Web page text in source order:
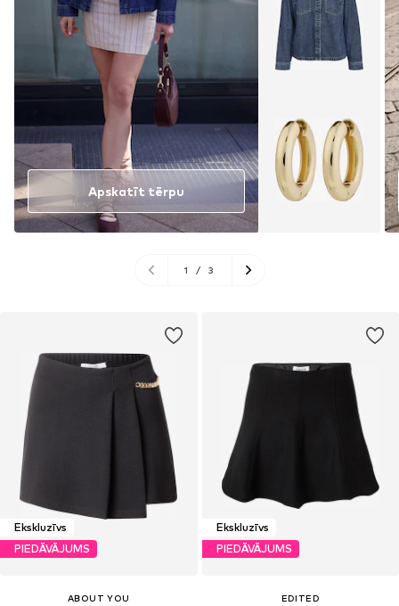
Ekskluzīvs
PIEDĀVĀJUMS
ABOUT YOU
Ekskluzīvs
PIEDĀVĀJUMS
EDITED
Apskatīt tērpu
1 / 3